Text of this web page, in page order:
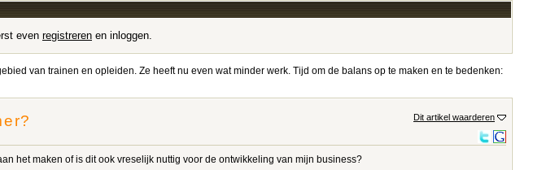
even registreren en inloggen.
van trainen en opleiden. Ze heeft nu even wat minder werk. Tijd om de balans op te maken en te bedenken:
Dit artikel waarderen
het maken of is dit ook vreselijk nuttig voor de ontwikkeling van mijn business?